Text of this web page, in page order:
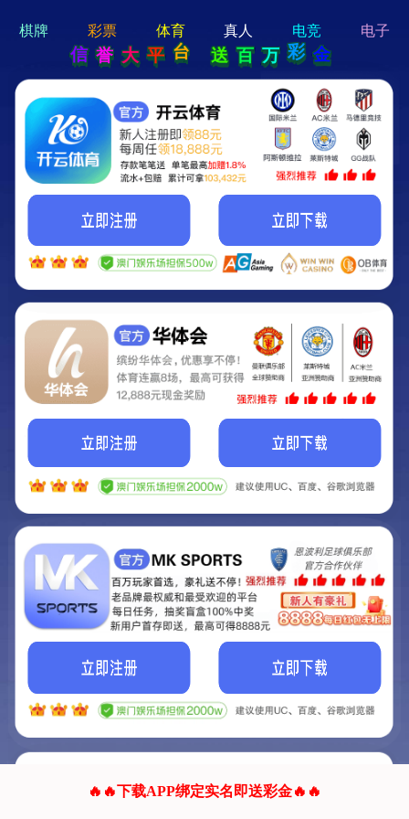
hi 💗
Hey Guys!
我们即将上线啦...
我们的网站正在建设.
它将是非常棒的网站.
联系我们!